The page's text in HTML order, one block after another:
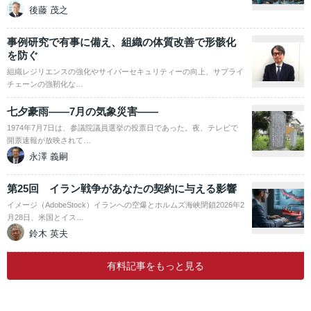
後藤 茂之
事例研究で有事に備え、組織の体質改善で形骸化
を防ぐ
組織レジリエンスの強化やサイバーセキュリティーの向上、サプライ
チェーンの強靭化な…
七夕豪雨――7月の気象災害――
1974年7月7日は、参議院議員選挙の投票日であった。夜、テレビで
開票速報が放映されて…
永澤 義嗣
第25回 イラン戦争があなたの契約に与える影響
イメージ（AdobeStock）イランへの空爆とホルムズ海峡閉鎖2026年2
月28日、米国とイス…
鈴木 英夫
有料記事をもっと見る